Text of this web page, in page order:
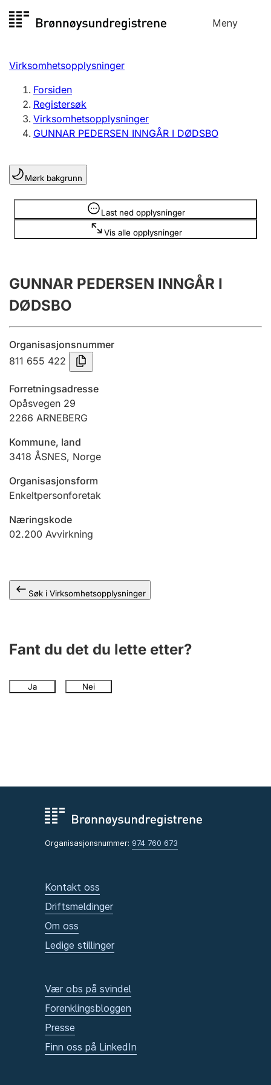
til
Meny
Registersøk
Aksjeselskap
Enkeltpersonforetak
Registrere, endre, slette
Lag og forening
Registrere, endre, slette
Årsregnskap
Innsending og forsinkelsesgebyr
Tinglysing
Jeger
Betaling og jegeravgiftskort
Ektepaktveileder
Offentlig sektor
Virksomhetsopplysninger
Forsiden
Registersøk
Virksomhetsopplysninger
GUNNAR PEDERSEN INNGÅR I DØDSBO
Mørk bakgrunn
Last ned opplysninger
Vis alle opplysninger
Opplysninger er skjult
GUNNAR PEDERSEN INNGÅR I
DØDSBO
Organisasjonsnummer
811 655 422
Forretningsadresse
Opåsvegen 29
2266 ARNEBERG
Kommune, land
3418 ÅSNES, Norge
Organisasjonsform
Enkeltpersonforetak
Næringskode
02.200 Avvirkning
Søk i Virksomhetsopplysninger
Fant du det du lette etter?
Ja Nei
Organisasjonsnummer: 974 760 673
Kontakt oss
Driftsmeldinger
Om oss
Ledige stillinger
Vær obs på svindel
Forenklingsbloggen
Presse
Finn oss på LinkedIn